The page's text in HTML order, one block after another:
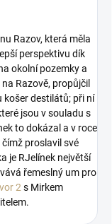
Razov, která měla
perspektivu dík
okolní pozemky a
Razově, propůjčil
košer destilátů; při ní
jsou v souladu s
to dokázal a v roce
proslavil své
je RJelínek největší
řemeslný um pro
2 s Mirkem